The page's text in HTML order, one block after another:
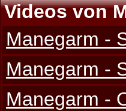
Videos von
Manegarm -
Manegarm -
Manegarm -